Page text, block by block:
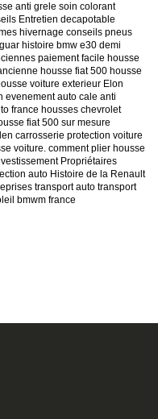
anti grele soin colorant
Entretien decapotable
hivernage conseils pneus
histoire bmw e30 demi
paiement facile housse
housse fiat 500 housse
voiture exterieur Elon
evenement auto cale anti
france housses chevrolet
fiat 500 sur mesure
carrosserie protection voiture
voiture. comment plier housse
Propriétaires
auto Histoire de la Renault
transport auto transport
bmwm france